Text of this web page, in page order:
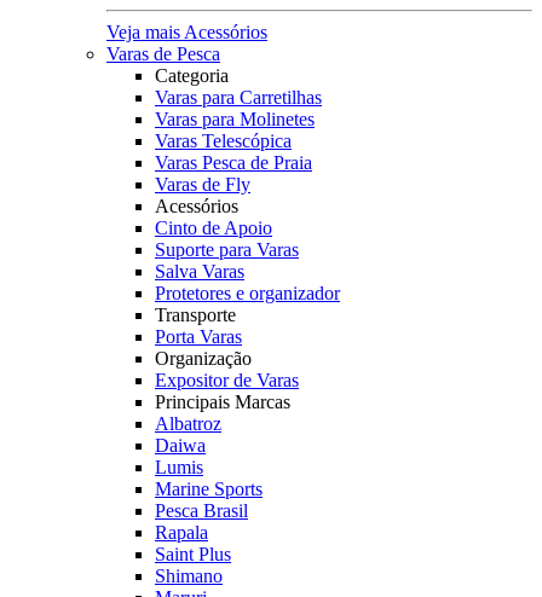
Veja mais Acessórios
Varas de Pesca
Categoria
Varas para Carretilhas
Varas para Molinetes
Varas Telescópica
Varas Pesca de Praia
Varas de Fly
Acessórios
Cinto de Apoio
Suporte para Varas
Salva Varas
Protetores e organizador
Transporte
Porta Varas
Organização
Expositor de Varas
Principais Marcas
Albatroz
Daiwa
Lumis
Marine Sports
Pesca Brasil
Rapala
Saint Plus
Shimano